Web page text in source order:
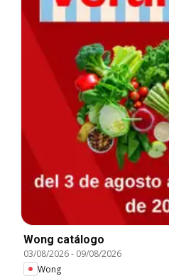
Wong catálogo
03/08/2026- 09/08/2026
Wong